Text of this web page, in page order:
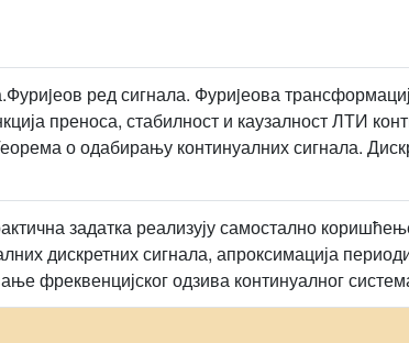
ред сигнала. Фуриjеова
преноса, стабилност и каузалност ЛТИ
о одабирању континуалних сигнала.
задатка реализују самостално
дискретних сигнала, апроксимација
фреквенцијског одзива континуалног